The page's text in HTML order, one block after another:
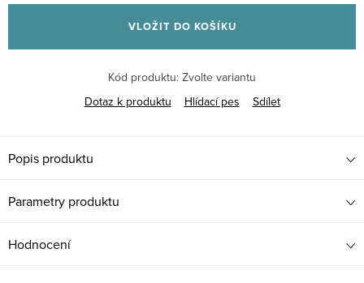
cena:
VLOŽIT DO KOŠÍKU
Kód produktu: Zvolte variantu
Dotaz k produktu
Hlídací pes Sdílet
Popis produktu
Parametry produktu
Hodnocení